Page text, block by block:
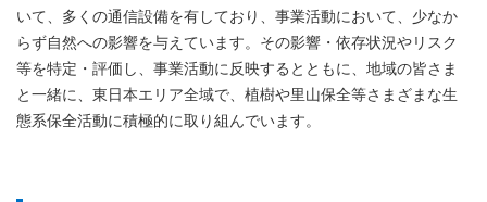
いて、多くの通信設備を有しており、事業活動において、少なか
らず自然への影響を与えています。その影響・依存状況やリスク
等を特定・評価し、事業活動に反映するとともに、地域の皆さま
と一緒に、東日本エリア全域で、植樹や里山保全等さまざまな生
態系保全活動に積極的に取り組んでいます。